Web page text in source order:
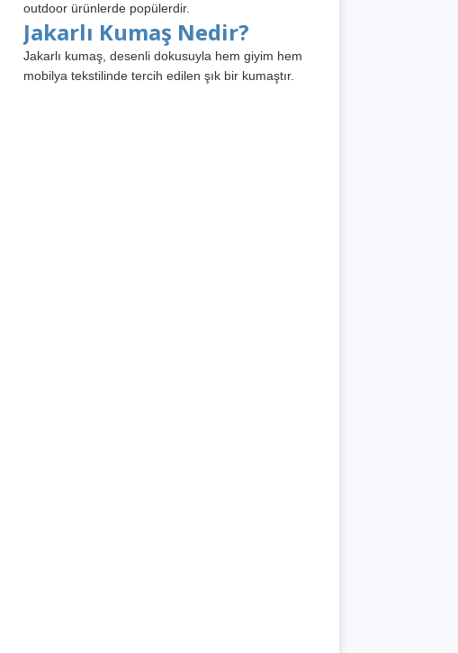
outdoor ürünlerde popülerdir.
Jakarlı Kumaş Nedir?
Jakarlı kumaş, desenli dokusuyla hem giyim hem
mobilya tekstilinde tercih edilen şık bir kumaştır.